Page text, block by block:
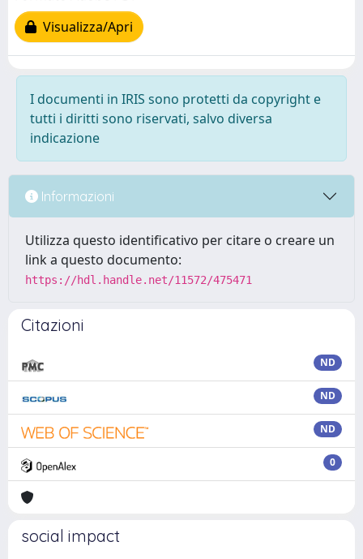
Visualizza/Apri
I documenti in IRIS sono protetti da copyright e
tutti i diritti sono riservati, salvo diversa
indicazione
Informazioni
Utilizza questo identificativo per citare o creare un
link a questo documento:
https://hdl.handle.net/11572/475471
Citazioni
ND
ND
ND
0
social impact